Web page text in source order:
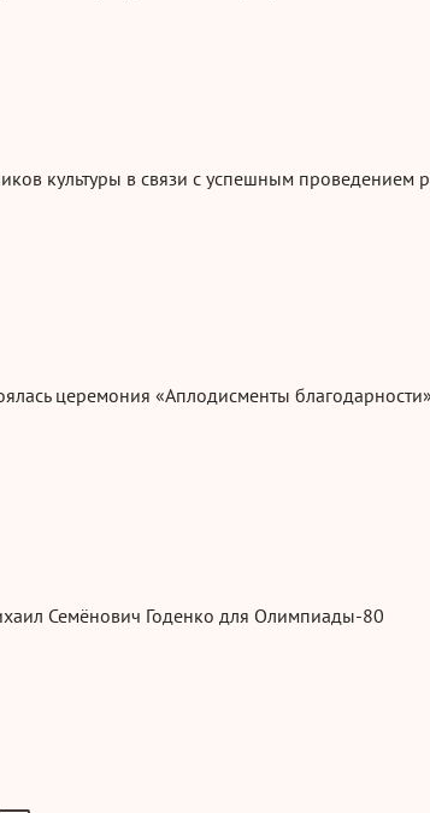
культуры в связи с успешным
церемония «Аплодисменты
Семёнович Годенко для Олимпиады-80